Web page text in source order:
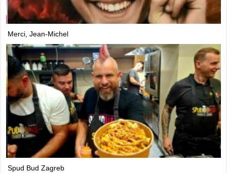
Merci, Jean-Michel
Spud Bud Zagreb